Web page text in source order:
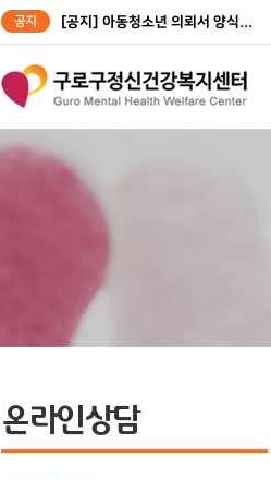
공지 [공지] 아동청소년 의뢰서 양식...
온라인상담